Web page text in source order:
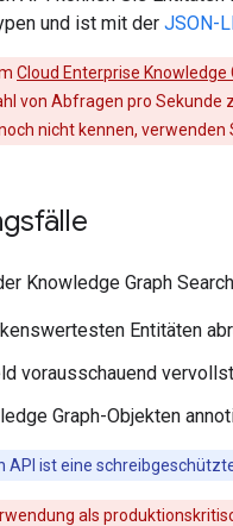
und ist mit der JSON-
Cloud Enterprise Knowledge
von Abfragen pro
noch nicht kennen,
Knowledge Graph
Entitäten
vorausschauend
Graph-Objekten
API ist eine schreibgeschützte
als